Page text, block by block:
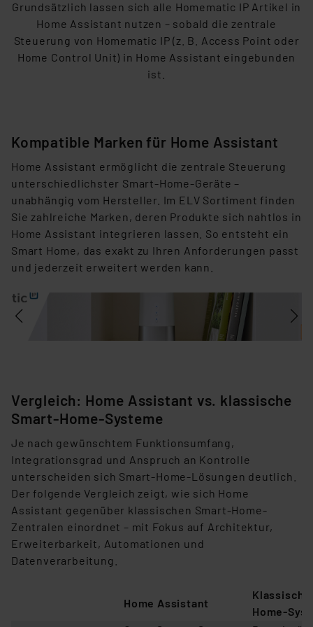
angezeigt wird.
„Einige Drittanbieter verarbeiten personenbezogene
Daten in den USA. Ihre Einwilligung zur Einbindung von
Cookies dieser Drittanbieter umfasst daher ggf. auch
der Datenschutzerklärung. Für die USA besteht kein
Angemessenheitsbeschluss der EU. Dies bedeutet,
dass die USA als Land mit unzureichendem
Datenschutz nach EU-Standards eingestuft wird. So
besteht etwa das Risiko, dass US-Behörden
personenbezogene Daten in
Überwachungsprogrammen verarbeiten, ohne dass
hiergegen Klagemöglichkeiten für Europäer bestehen.
sich auf die Standarddatenschutzklauseln der
Europäischen Kommission sowie einer eigenen
Beurteilung der mit der Datenübermittlung,
Impressum| Datenschutzerklärung
Grundsätzlich lassen sich alle Homematic IP Artikel in
Home Assistant nutzen – sobald die zentrale
Steuerung von Homematic IP (z. B. Access Point oder
Home Control Unit) in Home Assistant eingebunden
ist.
Kompatible Marken für Home Assistant
Home Assistant ermöglicht die zentrale Steuerung
unterschiedlichster Smart-Home-Geräte –
unabhängig vom Hersteller. Im ELV Sortimentfinden
Sie zahlreiche Marken, deren Produkte sich nahtlos in
Home Assistant integrieren lassen. So entsteht ein
Smart Home, das exakt zu Ihren Anforderungen passt
und jederzeit erweitert werden kann.
Vergleich: Home Assistant vs. klassische
Smart-Home-Systeme
Je nach gewünschtem Funktionsumfang,
Integrationsgrad und Anspruch an Kontrolle
unterscheiden sich Smart-Home-Lösungen deutlich.
Der folgende Vergleich zeigt, wie sich Home
Assistant gegenüber klassischen Smart-Home-
Zentralen einordnet – mit Fokus auf Architektur,
Erweiterbarkeit, Automationen und
Datenverarbeitung.
Home Assistant
Home-